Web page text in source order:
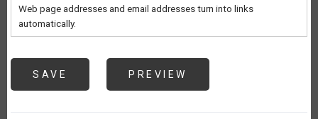
Web page addresses and email addresses turn into links
automatically.